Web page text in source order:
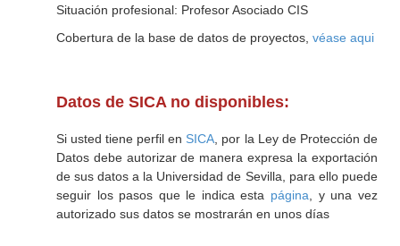
Situación profesional: Profesor Asociado CIS
Cobertura de la base de datos de proyectos, véase aqui
Datos de SICA no disponibles:
Si usted tiene perfil en SICA , por la Ley de Protección de
Datos debe autorizar de manera expresa la exportación
de sus datos a la Universidad de Sevilla, para ello puede
seguir los pasos que le indica esta página , y una vez
autorizado sus datos se mostrarán en unos días